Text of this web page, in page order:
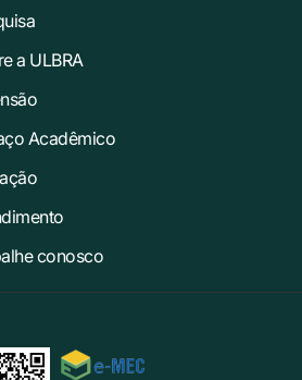
a ULBRA
Acadêmico
conosco